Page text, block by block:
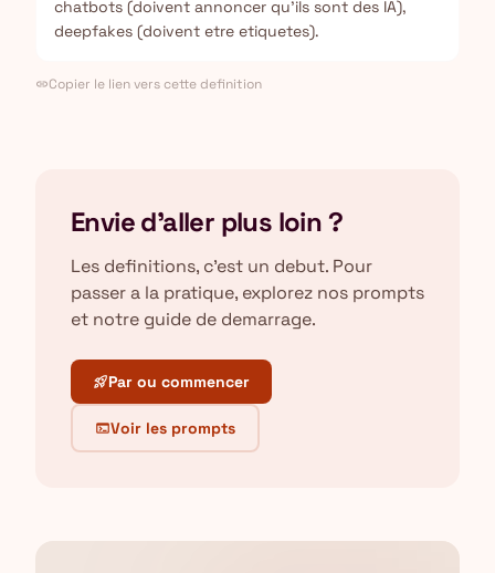
chatbots (doivent annoncer qu'ils sont des IA),
deepfakes (doivent etre etiquetes).
linkCopier le lien vers cette definition
Envie d'aller plus loin ?
Les definitions, c'est un debut. Pour
passer a la pratique, explorez nos prompts
et notre guide de demarrage.
rocket_launchPar ou commencer
terminalVoir les prompts